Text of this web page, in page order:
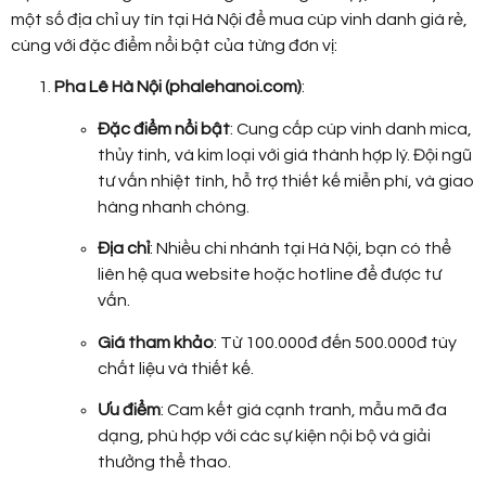
một số địa chỉ uy tín tại Hà Nội để mua cúp vinh danh giá rẻ,
cùng với đặc điểm nổi bật của từng đơn vị:
Pha Lê Hà Nội (phalehanoi.com):
Đặc điểm nổi bật: Cung cấp cúp vinh danh mica,
thủy tinh, và kim loại với giá thành hợp lý. Đội ngũ
tư vấn nhiệt tình, hỗ trợ thiết kế miễn phí, và giao
hàng nhanh chóng.
Địa chỉ: Nhiều chi nhánh tại Hà Nội, bạn có thể
liên hệ qua website hoặc hotline để được tư
vấn.
Giá tham khảo: Từ 100.000đ đến 500.000đ tùy
chất liệu và thiết kế.
Ưu điểm: Cam kết giá cạnh tranh, mẫu mã đa
dạng, phù hợp với các sự kiện nội bộ và giải
thưởng thể thao.